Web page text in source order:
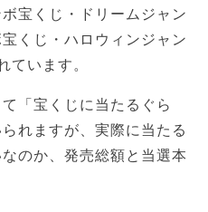
宝くじ・ドリームジャン
くじ・ハロウィンジャン
ています。
「宝くじに当たるぐら
れますが、実際に当たる
のか、発売総額と当選本